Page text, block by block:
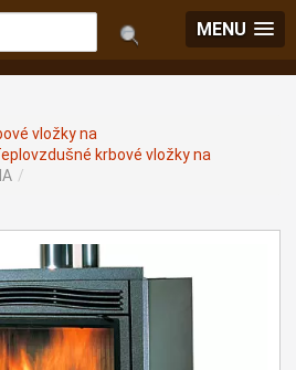
MENU
vložky na
krbové vložky na
/